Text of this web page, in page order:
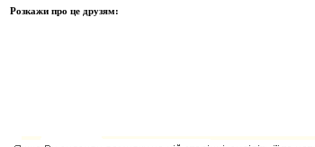
Розкажи про це друзям: